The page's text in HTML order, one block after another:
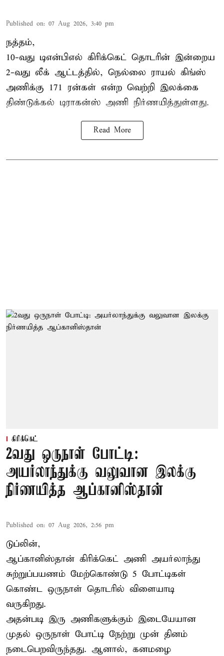
Published on: 07 Aug 2026, 3:40 pm
நத்தம்,
10-வது டிஎன்பிஎல் கிரிக்கெட் தொடரின் இன்றைய
2-வது லீக் ஆட்டத்தில், நெல்லை ராயல் கிங்ஸ்
அணிக்கு 171 ரன்கள் என்ற வெற்றி இலக்கை
திண்டுக்கல் டிராகன்ஸ் அணி நிர்ணயித்துள்ளது.
Read More
கிரிக்கெட்
2வது ஒருநாள் போட்டி:
அயர்லாந்துக்கு வலுவான இலக்கு
நிர்ணயித்த ஆப்கானிஸ்தான்
Published on: 07 Aug 2026, 2:56 pm
டுப்லின்,
ஆப்கானிஸ்தான் கிரிக்கெட் அணி அயர்லாந்து
சுற்றுப்பயணம் மேற்கொண்டு 5 போட்டிகள்
கொண்ட ஒருநாள் தொடரில் விளையாடி
வருகிறது.
அதன்படி இரு அணிகளுக்கும் இடையேயான
முதல் ஒருநாள் போட்டி நேற்று முன் தினம்
நடைபெறவிருந்தது. ஆனால், கனமழை